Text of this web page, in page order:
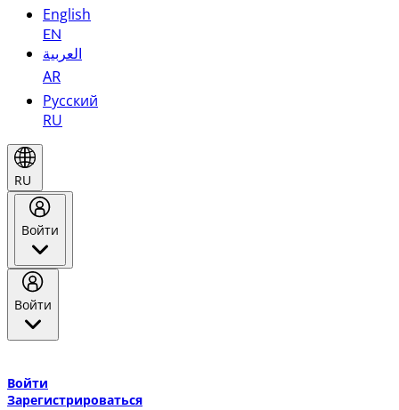
English
EN
العربية
AR
Русский
RU
RU
Войти
Войти
Войти
Зарегистрироваться